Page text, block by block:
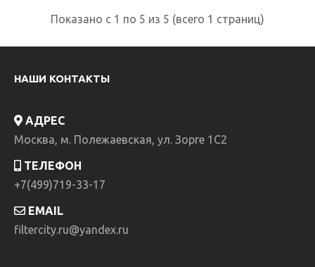
процессом обратной промывкиИспользуется с..
103690.00 ₽
В сравнение
Показано с 1 по 5 из 5 (всего 1 страниц)
НАШИ КОНТАКТЫ
АДРЕС
Москва, м. Полежаевская, ул. Зорге 1C2
ТЕЛЕФОН
+7(499)719-33-17
EMAIL
filtercity.ru@yandex.ru